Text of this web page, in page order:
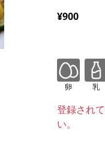
¥900
卵 乳
登録され
い。